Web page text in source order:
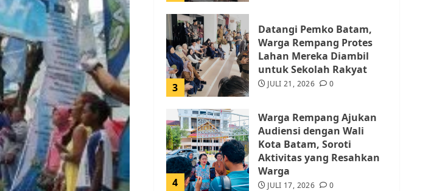
3
Datangi Pemko Batam,
Warga Rempang Protes
Lahan Mereka Diambil
untuk Sekolah Rakyat
JULI 21, 2026 0
4
Warga Rempang Ajukan
Audiensi dengan Wali
Kota Batam, Soroti
Aktivitas yang Resahkan
Warga
JULI 17, 2026 0